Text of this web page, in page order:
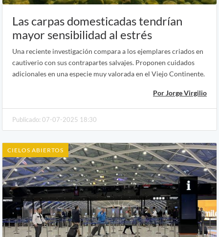
Las carpas domesticadas tendrían
mayor sensibilidad al estrés
Una reciente investigación compara a los ejemplares criados en
cautiverio con sus contrapartes salvajes. Proponen cuidados
adicionales en una especie muy valorada en el Viejo Continente.
Por Jorge Virgilio
Publicado: 07-07-2025 18:30
CIELOS ABIERTOS